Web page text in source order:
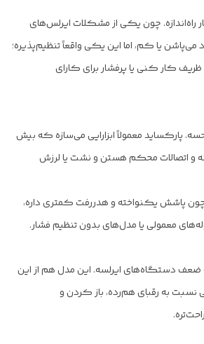
چون یکی از مشکلات ایرلس‌های
می‌پاشن یا کم، اما این یکی واقعاً تنظیم‌پذیره؛
کار کنی یا پرفشار برای کارای
پارکساید معمولاً ابزارایی می‌سازه که بیش
و اتصالات محکم هستن و نشت یا لرزش
پاشش یکنواخته و هدررفت کمتری داره،
معمولی یا مدل‌های بدون تنظیم فشار.
ضعف دستگاه‌های ایرلسه. این مدل هم از این
نسبت به رقبای هم‌رده، باز کردن و